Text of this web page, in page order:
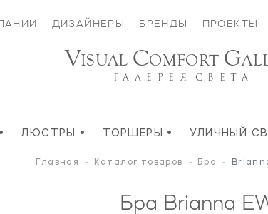
ДИЗАЙНЕРЫ БРЕНДЫ ПРОЕКТЫ
• ЛЮСТРЫ • ТОРШЕРЫ • УЛИЧНЫЙ
VISUAL COMFORT G
ГАЛЕРЕЯ СВЕТА
Главная - Каталог товаров - Бра -
Бра Brianna